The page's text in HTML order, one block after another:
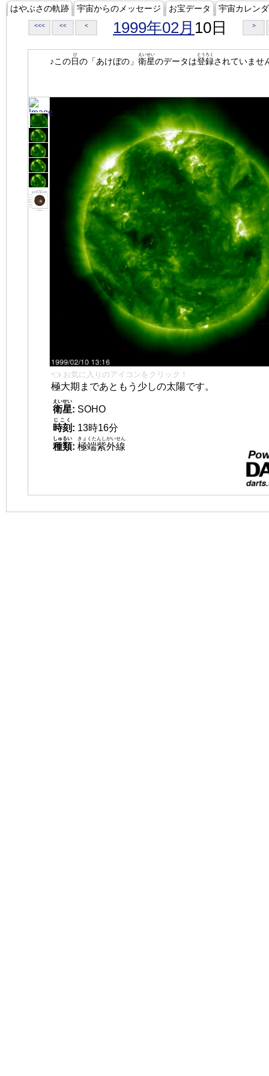
はやぶさの軌跡 宇宙からのメッセージ お宝データ 宇宙カレン
<<< << < 1999年02月 10日 >
♪この日
ひ
の「あけぼの」 衛星
えいせい
のデータは登録
とうろく
されていませ
👈 お気に入りのアイコンをクリック！
極大期まであともう少しの太陽です。
衛星
えいせい
: SOHO
時刻
じこく
: 13時16分
種類
しゅるい
: 極端紫外線
きょくたんしがいせん